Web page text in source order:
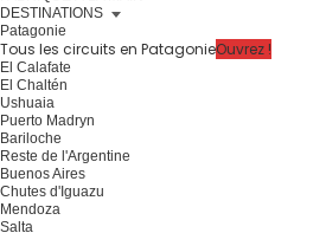
DESTINATIONS
Patagonie
Tous les circuits en PatagonieOuvrez !
El Calafate
El Chaltén
Ushuaia
Puerto Madryn
Bariloche
Reste de l'Argentine
Buenos Aires
Chutes d'Iguazu
Mendoza
Salta